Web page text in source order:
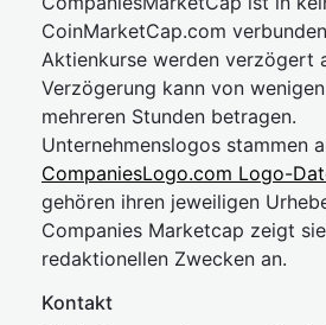
CoinMarketCap.com verbunden
Aktienkurse werden verzögert
Verzögerung kann von
mehreren Stunden betragen.
Unternehmenslogos stammen
CompaniesLogo.com Logo-
gehören ihren jeweiligen
Companies Marketcap zeigt
redaktionellen Zwecken an.
Kontakt